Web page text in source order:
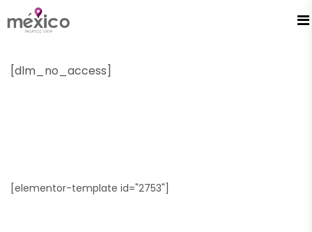
[dlm_no_access]
[elementor-template id="2753"]